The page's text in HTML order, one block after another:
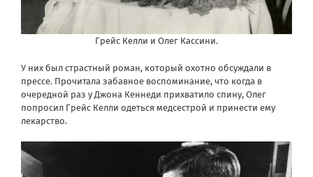
Грейс Келли и Олег Кассини.
У них был страстный роман, который охотно обсуждали в
прессе. Прочитала забавное воспоминание, что когда в
очередной раз у Джона Кеннеди прихватило спину, Олег
попросил Грейс Келли одеться медсестрой и принести ему
лекарство.